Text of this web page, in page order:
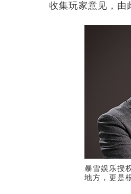
收集玩家意见，由
暴雪娱乐授
地方，更是